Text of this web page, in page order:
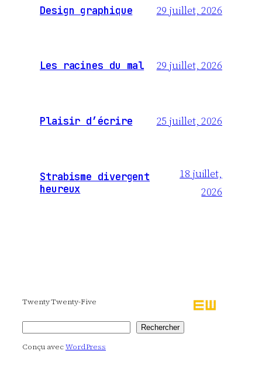
Design graphique 29 juillet, 2026
Les racines du mal 29 juillet, 2026
Plaisir d’écrire 25 juillet, 2026
Strabisme divergent
heureux
18 juillet,
2026
Twenty Twenty-Five
Rechercher
Conçu avecWordPress